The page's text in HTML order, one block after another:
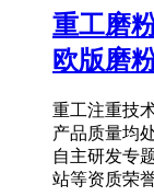
重工磨
欧版磨
重工注重技
产品质量均
自主研发专
站等资质荣